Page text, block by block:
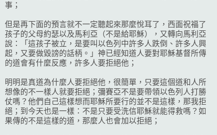
事；
但是再下面的預言就不一定聽起來那麼悅耳了，西面祝福了
孩子的父母約瑟以及馬利亞（不是給耶穌），又轉向馬利亞
說：「這孩子被立，是要叫以色列中許多人跌倒、許多人興
起，又要做毀謗的話柄。」神已經知道人要對耶穌基督所傳
的道會有什麼反應，許多人要拒絕他；
明明是真道為什麼人要拒絕他，很簡單，只要這個道和人所
想像的不一樣人就要拒絕；彌賽亞不是要帶領以色列人打勝
仗嗎？他們自己這樣想而耶穌所要行的並不是這樣，那我拒
絕；到今天也是一樣：不是只要受洗信耶穌就能得救嗎？如
果傳的不是這樣的道，那麼人也會加以拒絕；